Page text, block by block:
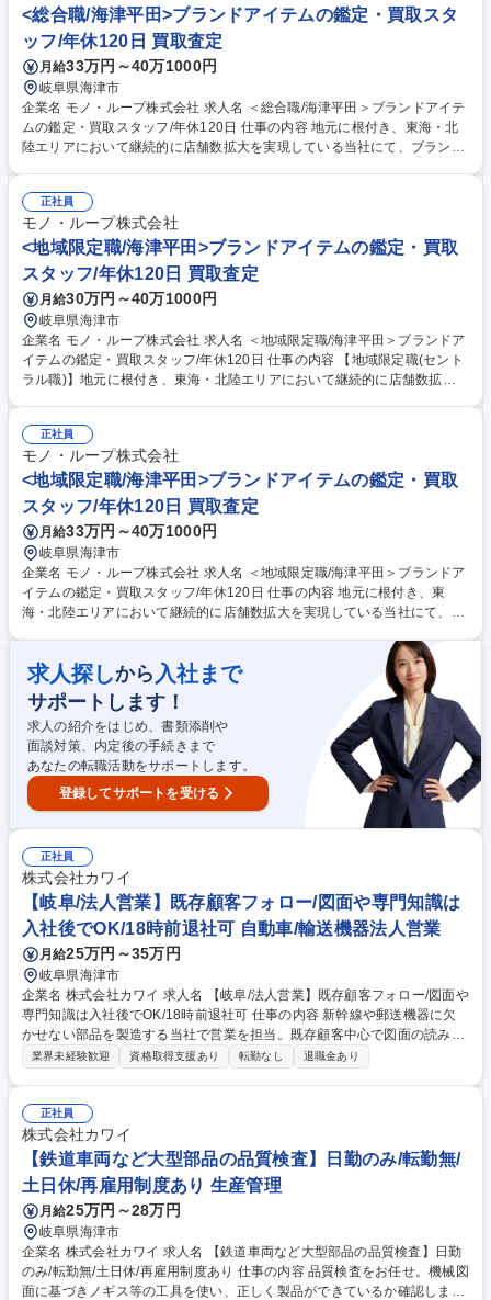
を行います。 ■配送準備が終わり次第、納品伝票の印刷などの事務処理が
ございます。 募集職種 【岐阜県海津市/配送スタッフ】未経験歓迎◆引越
し手当有/転勤無/残業少なめ
<総合職/海津平田>ブランドアイテムの鑑定・買取スタ
ッフ/年休120日 買取査定
月給33万円～40万1000円
岐阜県海津市
企業名 モノ・ループ株式会社 求人名 ＜総合職/海津平田＞ブランドアイテ
ムの鑑定・買取スタッフ/年休120日 仕事の内容 地元に根付き、東海・北
陸エリアにおいて継続的に店舗数拡大を実現している当社にて、ブランド
フト管理及びメンバーマネジメント) ■お客様対応:ご来店のお客様が持ち
込んだ商品の買取査定をお任せ！ 【買取商材】ポケモンカード/ブランド
品/古美術品など 【当社の大事にする価値観】品物を買取るだけでなく
〈お客様の品物への想いや思い出も伺い気持ちを整理していただいたうえ
で買取る〉ことを大切にしています。 募集職種 ＜総合職/海津平田＞ブラ
ンドアイテムの鑑定・買取スタッフ/年休120日
正社員
モノ・ループ株式会社
<地域限定職/海津平田>ブランドアイテムの鑑定・買取
スタッフ/年休120日 買取査定
月給30万円～40万1000円
岐阜県海津市
企業名 モノ・ループ株式会社 求人名 ＜地域限定職/海津平田＞ブランドア
イテムの鑑定・買取スタッフ/年休120日 仕事の内容 【地域限定職(セント
ラル職)】地元に根付き、東海・北陸エリアにおいて継続的に店舗数拡大
す。 ■店舗運営における業務全般(シフト管理及びメンバーマネジメント)
■お客様対応:ご来店のお客様が持ち込んだ商品の買取査定をお任せ！ 【買
取商材】ポケモンカード/ブランド品/古美術品など 【当社の大事にする価
値観】品物を買取るだけでなく〈お客様の品物への想いや思い出も伺い気
持ちを整理していただいたうえで買取る〉ことを大切にしています。 募集
職種 ＜地域限定職/海津平田＞ブランドアイテムの鑑定・買取スタッフ/年
休120日
正社員
モノ・ループ株式会社
<地域限定職/海津平田>ブランドアイテムの鑑定・買取
スタッフ/年休120日 買取査定
月給33万円～40万1000円
岐阜県海津市
企業名 モノ・ループ株式会社 求人名 ＜地域限定職/海津平田＞ブランドア
イテムの鑑定・買取スタッフ/年休120日 仕事の内容 地元に根付き、東
海・北陸エリアにおいて継続的に店舗数拡大を実現している当社にて、ブ
おける業務全般(シフト管理及びメンバーマネジメント) ■お客様対応:ご来
店のお客様が持ち込んだ商品の買取査定をお任せ！ 【買取商材】ポケモン
カード/ブランド品/古美術品など 【当社の大事にする価値観】品物を買取
るだけでなく〈お客様の品物への想いや思い出も伺い気持ちを整理してい
ただいたうえで買取る〉ことを大切にしています。 募集職種 ＜地域限定
職/海津平田＞ブランドアイテムの鑑定・買取スタッフ/年休120日
求人探しから 入社まで
サポートします！
求人の紹介をはじめ、書類添削や
面談対策、内定後の手続きまで
あなたの転職活動をサポートします。
登録してサポートを受ける
正社員
株式会社カワイ
【岐阜/法人営業】既存顧客フォロー/図面や専門知識は
入社後でOK/18時前退社可 自動車/輸送機器法人営業
月給25万円～35万円
岐阜県海津市
企業名 株式会社カワイ 求人名 【岐阜/法人営業】既存顧客フォロー/図面や
専門知識は入社後でOK/18時前退社可 仕事の内容 新幹線や郵送機器に欠
かせない部品を製造する当社で営業を担当。既存顧客中心で図面の読み方
は入社後に学べばOK！16:45定時/遅くとも18時前退社可という環境でモ
はOJTで業務を学んでいただきます。 【業務詳細】■既存顧客(大手企業中
心)からの仕様・ニーズのヒアリング ■紙の2D図面を読み解き、顧客と加
工仕様や納期についての打合せ(どんな製品か/実現にはどんな加工技術が
必要か等) ■社内の設計・製造部門と連携した見積作成および工程管理 募
集職種 【岐阜/法人営業】既存顧客フォロー/図面や専門知識は入社後でO
K/18時前退社可
業界未経験歓迎 資格取得支援あり 転勤なし 退職金あり
正社員
株式会社カワイ
【鉄道車両など大型部品の品質検査】日勤のみ/転勤無/
土日休/再雇用制度あり 生産管理
月給25万円～28万円
岐阜県海津市
企業名 株式会社カワイ 求人名 【鉄道車両など大型部品の品質検査】日勤
のみ/転勤無/土日休/再雇用制度あり 仕事の内容 品質検査をお任せ。機械図
面に基づきノギス等の工具を使い、正しく製品ができているか確認しま